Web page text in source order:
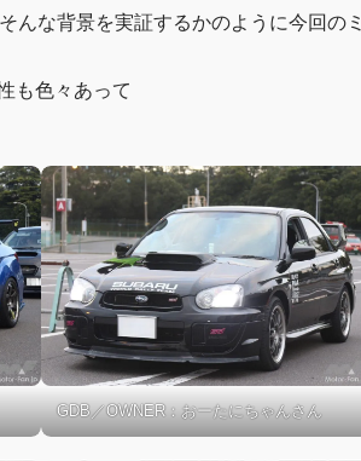
んな背景を実証するかのように今回のミ
も色々あって
GDB／OWNER：おーたにちゃんさん